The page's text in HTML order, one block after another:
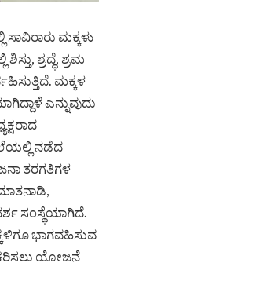
ಮಕ್ಕಳು
ಶ್ರದ್ಧೆ, ಶ್ರಮ
ಮಕ್ಕಳ
ಎನ್ನುವುದು
ನಡೆದ
ತರಗತಿಗಳ
ಸಂಸ್ಥೆಯಾಗಿದೆ.
ಭಾಗವಹಿಸುವ
ಯೋಜನೆ